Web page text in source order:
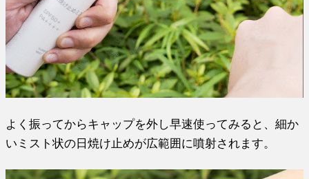
よく振ってからキャップを外し早速使ってみると、細か
いミスト状の日焼け止めが広範囲に噴射されます。